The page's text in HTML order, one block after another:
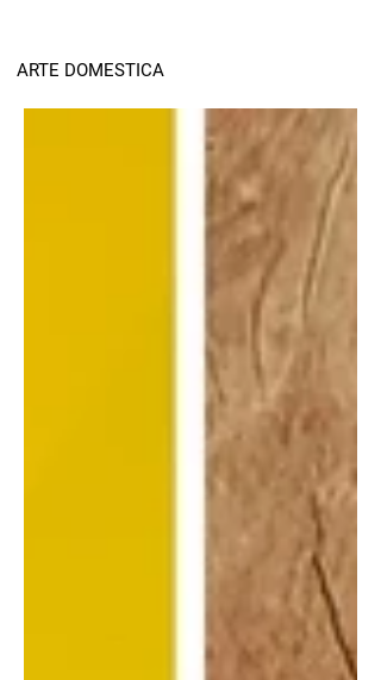
ARTE DOMESTICA